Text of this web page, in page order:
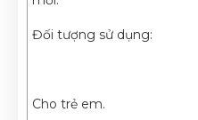
Đối tượng sử dụng:
Cho trẻ em.